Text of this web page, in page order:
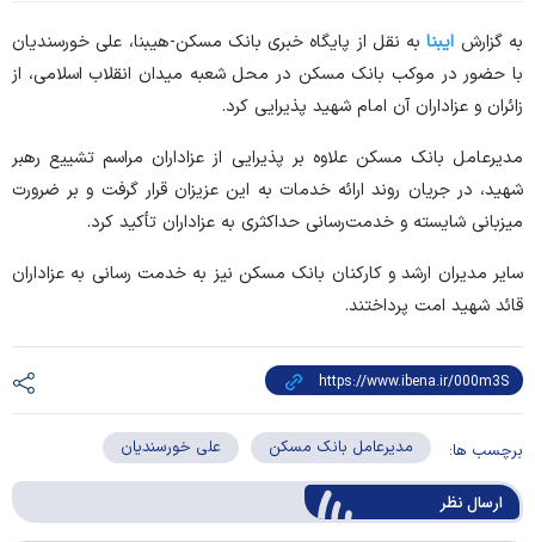
به گزارش ایبنابه نقل از پایگاه خبری بانک مسکن-هیبنا، علی خورسندیان
با حضور در موکب بانک مسکن در محل شعبه میدان انقلاب اسلامی، از
زائران و عزاداران آن امام شهید پذیرایی کرد.
مدیرعامل بانک مسکن علاوه بر پذیرایی از عزاداران مراسم تشییع رهبر
شهید، در جریان روند ارائه خدمات به این عزیزان قرار گرفت و بر ضرورت
میزبانی شایسته و خدمت‌رسانی حداکثری به عزاداران تأکید کرد.
سایر مدیران ارشد و کارکنان بانک مسکن نیز به خدمت رسانی به عزاداران
قائد شهید امت پرداختند.
برچسب ها: مدیرعامل بانک مسکن علی خورسندیان
ارسال‌ نظر